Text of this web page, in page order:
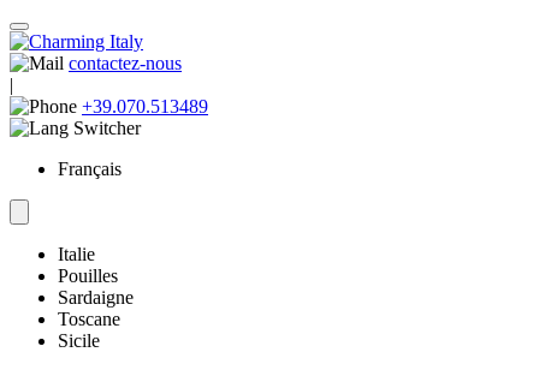
contactez-nous
|
+39.070.513489
Français
Italie
Pouilles
Sardaigne
Toscane
Sicile